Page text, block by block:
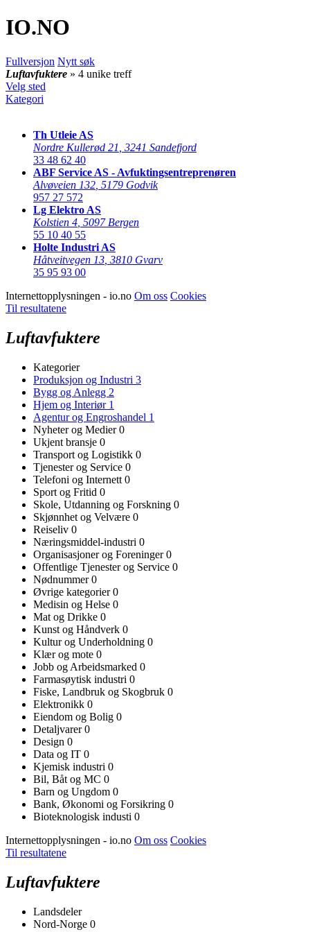
IO.NO
Fullversjon Nytt søk
Luftavfuktere » 4 unike treff
Velg sted
Kategori
Th Utleie AS
Nordre Kullerød 21 3241 Sandefjord
33 48 62 40
ABF Service AS - Avfuktingsentreprenøren
Alvøveien 132 5179 Godvik
957 27 572
Lg Elektro AS
Kolstien 4 5097 Bergen
55 10 40 55
Holte Industri AS
Håtveitvegen 13 3810 Gvarv
35 95 93 00
Internettopplysningen - io.no Om oss Cookies
Til resultatene
Luftavfuktere
Kategorier
Produksjon og Industri 3
Bygg og Anlegg 2
Hjem og Interiør 1
Agentur og Engroshandel 1
Nyheter og Medier0
Ukjent bransje 0
Transport og Logistikk 0
Tjenester og Service 0
Telefoni og Internett 0
Sport og Fritid 0
Skole, Utdanning og Forskning 0
Skjønnhet og Velvære 0
Reiseliv 0
Næringsmiddel-industri 0
Organisasjoner og Foreninger0
Offentlige Tjenester og Service 0
Nødnummer0
Øvrige kategorier0
Medisin og Helse 0
Mat og Drikke 0
Kunst og Håndverk 0
Kultur og Underholdning 0
Klær og mote 0
Jobb og Arbeidsmarked 0
Farmasøytisk industri 0
Fiske, Landbruk og Skogbruk 0
Elektronikk 0
Eiendom og Bolig 0
Detaljvarer0
Design 0
Data og IT 0
Kjemisk industri 0
Bil, Båt og MC 0
Barn og Ungdom 0
Bank, Økonomi og Forsikring 0
Bioteknologisk industi 0
Internettopplysningen - io.no Om oss Cookies
Til resultatene
Luftavfuktere
Landsdeler
Nord-Norge 0